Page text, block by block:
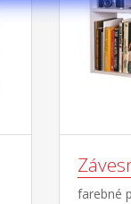
farebné